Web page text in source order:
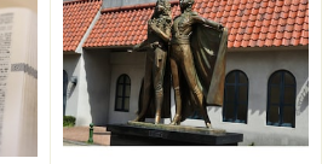
に何と10の劇場やホールがひし
場街と言われる日比谷や、小劇場
池袋と比べてもその数は圧倒的
もこんな街は下北沢だけではない
劇の街」ですよね。